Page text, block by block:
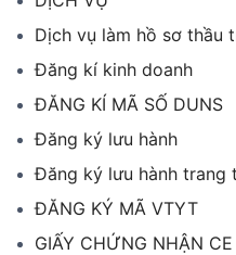
Dịch vụ làm hồ sơ thầu
Đăng kí kinh doanh
ĐĂNG KÍ MÃ SỐ DUNS
Đăng ký lưu hành
Đăng ký lưu hành trang
ĐĂNG KÝ MÃ VTYT
GIẤY CHỨNG NHẬN CE